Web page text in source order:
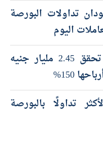
تداولات البورصة
«جي آي جي حياة تكافل» تحقق 2.45 مليار جنيه
150%
تداولًا بالبورصة